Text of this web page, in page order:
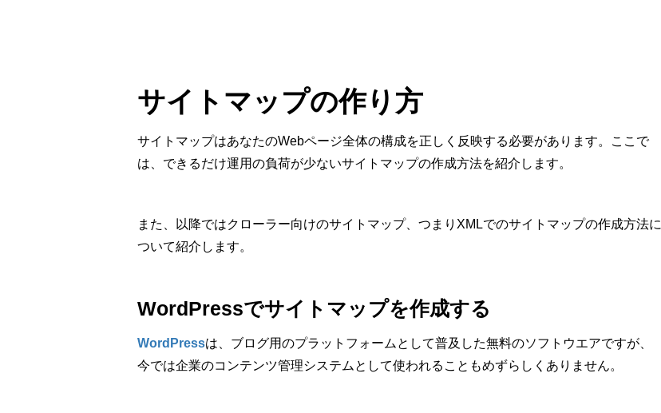
サイトマップの作り方
サイトマップはあなたのWebページ全体の構成を正しく反映する必要があります。ここで
は、できるだけ運用の負荷が少ないサイトマップの作成方法を紹介します。
また、以降ではクローラー向けのサイトマップ、つまりXMLでのサイトマップの作成方法に
ついて紹介します。
WordPressでサイトマップを作成する
WordPressは、ブログ用のプラットフォームとして普及した無料のソフトウエアですが、
今では企業のコンテンツ管理システムとして使われることもめずらしくありません。